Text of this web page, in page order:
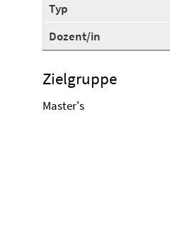
Typ
Dozent/in
Zielgruppe
Master's